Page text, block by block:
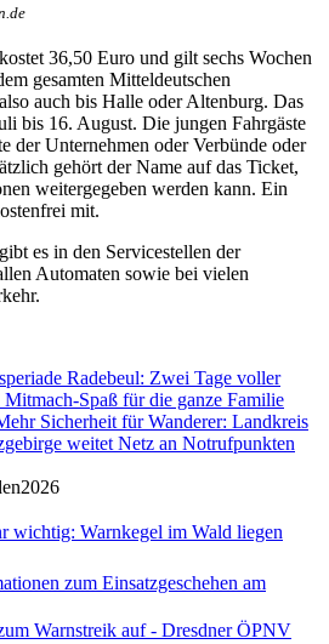
36,50 Euro und gilt sechs Wochen
gesamten Mitteldeutschen
auch bis Halle oder Altenburg. Das
bis 16. August. Die jungen Fahrgäste
der Unternehmen oder Verbünde oder
gehört der Name auf das Ticket,
weitergegeben werden kann. Ein
mit.
es in den Servicestellen der
Automaten sowie bei vielen
Radebeul: Zwei Tage voller
Spaß für die ganze Familie
Sicherheit für Wanderer: Landkreis
weitet Netz an Notrufpunkten
wichtig: Warnkegel im Wald liegen
zum Einsatzgeschehen am
Warnstreik auf - Dresdner ÖPNV